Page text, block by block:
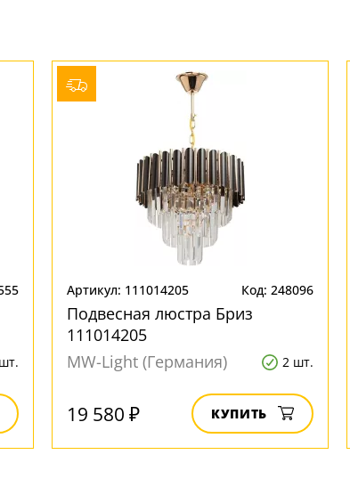
Артикул: 111014205 Код: 248096
Подвесная люстра Бриз
111014205
MW-Light (Германия)
2 шт.
19 580 ₽ КУПИТЬ